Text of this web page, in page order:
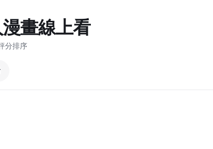
畫線上看
分排序